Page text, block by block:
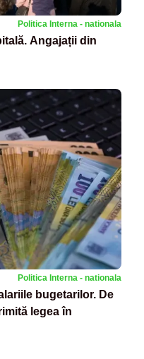
Politica Interna - nationala
Angajații din
Politica Interna - nationala
bugetarilor. De
legea în